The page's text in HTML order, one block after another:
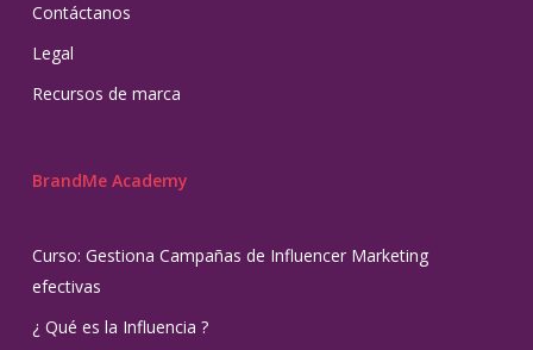
Contáctanos
Legal
Recursos de marca
BrandMe Academy
Curso: Gestiona Campañas de Influencer Marketing
efectivas
¿ Qué es la Influencia ?